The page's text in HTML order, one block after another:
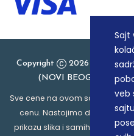
Sajt
veb
Copyright
2026
(NOVI BEOGRAD),
Sve cene na ovom sajtu
cenu. Nastojimo da budemo
prikazu slika i samih cena, ali